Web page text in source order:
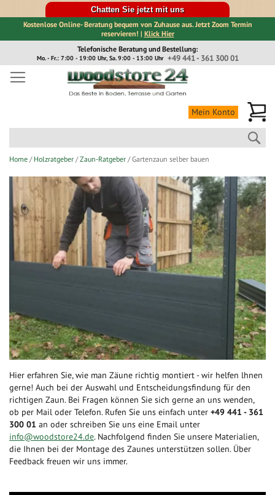
Chatten Sie jetzt mit uns
Kostenlose Online- Beratung bequem von Zuhause aus. Jetzt Zoom Termin
reservieren! | Klick Hier
Inhalt
Telefonische Beratung und Bestellung:
+49 441 - 361 300 01
Mo. - Fr.: 7:00 - 19:00 Uhr, Sa. 9:00 - 13:00 Uhr
Mein Konto
Home Holzratgeber Zaun-Ratgeber Gartenzaun selber bauen
Hier erfahren Sie, wie man Zäune richtig montiert - wir helfen lhnen
gerne! Auch bei der Auswahl und Entscheidungsfindung für den
richtigen Zaun. Bei Fragen können Sie sich gerne an uns wenden,
ob per Mail oder Telefon. Rufen Sie uns einfach unter +49 441 - 361
300 01 an oder schreiben Sie uns eine Email unter
info@woodstore24.de. Nachfolgend finden Sie unsere Materialien,
die Ihnen bei der Montage des Zaunes unterstützen sollen. Über
Feedback freuen wir uns immer.